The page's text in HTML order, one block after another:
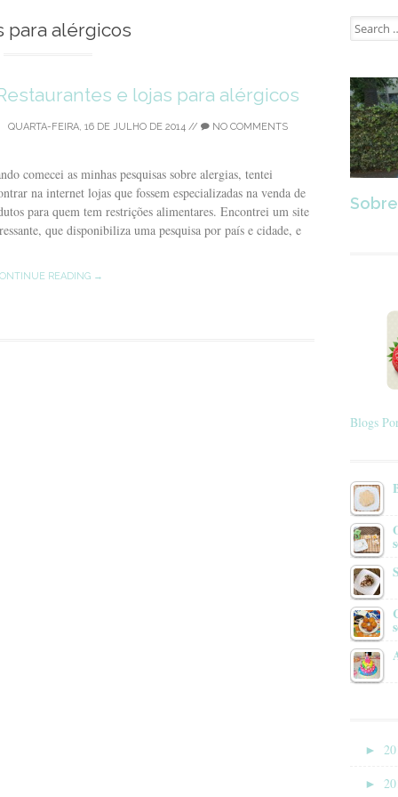
para alérgicos
e lojas para alérgicos
QUARTA-FEIRA, 16 DE JULHO DE 2014// NO COMMENTS
comecei as minhas pesquisas sobre alergias, tentei
na internet lojas que fossem especializadas na venda de
para quem tem restrições alimentares. Encontrei um site
que disponibiliza uma pesquisa por país e cidade, e
READING →
Search
for:
Blogs
►
►